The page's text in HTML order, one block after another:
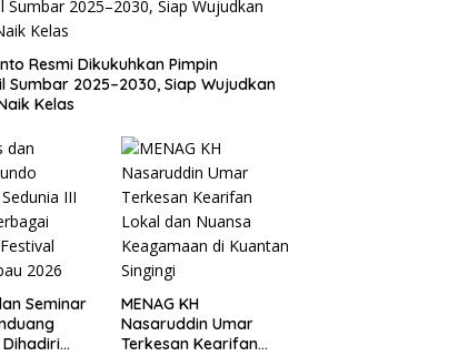
Resmi Dikukuhkan Pimpin
Sumbar 2025–2030, Siap Wujudkan
Kelas
Seminar
Dihadiri
MENAG KH
Nasaruddin Umar
Terkesan Kearifan